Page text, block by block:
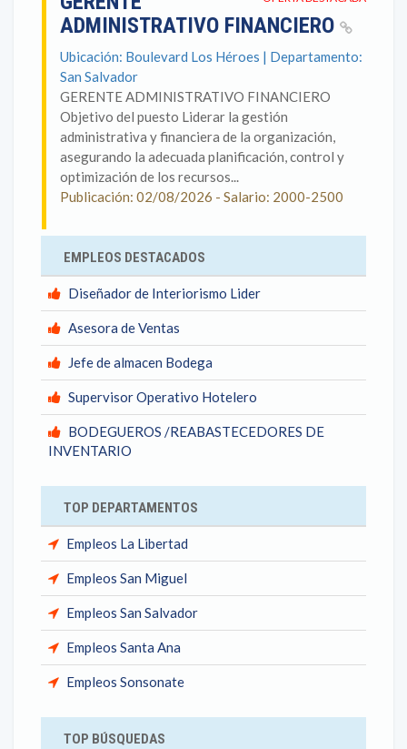
ADMINISTRATIVO FINANCIERO
Ubicación: Boulevard Los Héroes | Departamento:
San Salvador
GERENTE ADMINISTRATIVO FINANCIERO
Objetivo del puesto Liderar la gestión
administrativa y financiera de la organización,
asegurando la adecuada planificación, control y
optimización de los recursos...
Publicación: 02/08/2026 - Salario: 2000-2500
EMPLEOS DESTACADOS
Diseñador de Interiorismo Lider
Asesora de Ventas
Jefe de almacen Bodega
Supervisor Operativo Hotelero
BODEGUEROS /REABASTECEDORES DE
INVENTARIO
TOP DEPARTAMENTOS
Empleos La Libertad
Empleos San Miguel
Empleos San Salvador
Empleos Santa Ana
Empleos Sonsonate
TOP BÚSQUEDAS